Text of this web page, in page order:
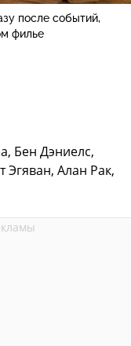
после событий,
филье
Бен Дэниелс,
Эгяван, Алан Рак,